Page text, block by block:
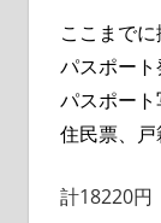
ここまでに
パスポー
パスポー
住民票、
計18220円